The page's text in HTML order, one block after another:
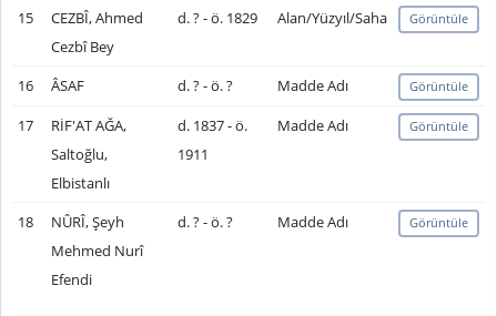
15
CEZBÎ, Ahmed
Cezbî Bey
d. ? - ö. 1829 Alan/Yüzyıl/Saha Görüntüle
16 ÂSAF d. ? - ö. ? Madde Adı Görüntüle
17
RİF'AT AĞA,
Saltoğlu,
Elbistanlı
d. 1837 - ö.
1911
Madde Adı Görüntüle
18
NÛRÎ, Şeyh
Mehmed Nurî
Efendi
d. ? - ö. ? Madde Adı Görüntüle